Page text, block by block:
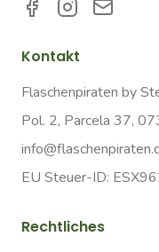
Kontakt
Flaschenpiraten by
Pol. 2, Parcela 37,
EU Steuer-ID:
Rechtliches